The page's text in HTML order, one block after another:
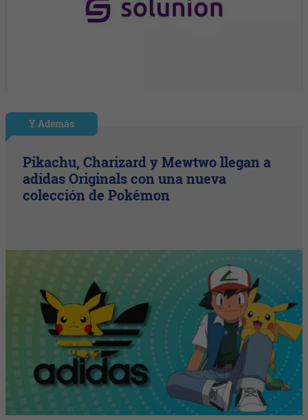
Y Además
Pikachu, Charizard y Mewtwo llegan a
adidas Originals con una nueva
colección de Pokémon